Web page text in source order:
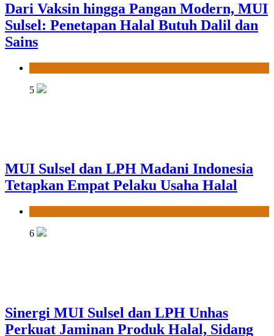
Dari Vaksin hingga Pangan Modern, MUI
Sulsel: Penetapan Halal Butuh Dalil dan
Sains
5
MUI Sulsel dan LPH Madani Indonesia
Tetapkan Empat Pelaku Usaha Halal
6
Sinergi MUI Sulsel dan LPH Unhas
Perkuat Jaminan Produk Halal, Sidang